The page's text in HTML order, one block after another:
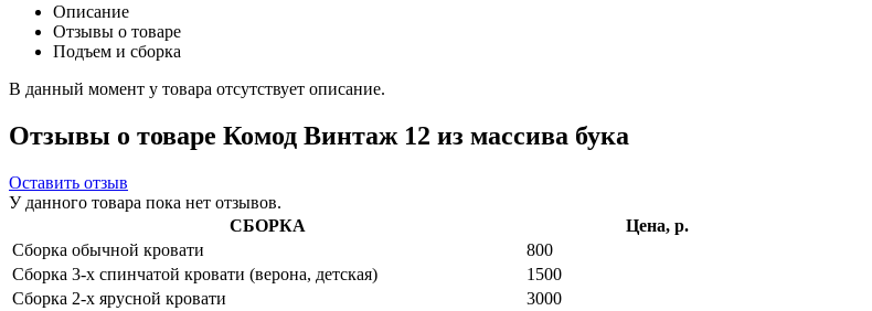
Описание
Отзывы о товаре
Подъем и сборка
В данный момент у товара отсутствует описание.
Отзывы о товаре Комод Винтаж 12 из массива бука
Оставить отзыв
У данного товара пока нет отзывов.
СБОРКА
Цена, р.
Сборка обычной кровати
800
Сборка 3-х спинчатой кровати (верона, детская)
1500
Сборка 2-х ярусной кровати
3000